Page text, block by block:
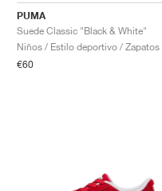
PUMA
Suede Classic "Black & White"
Niños / Estilo deportivo / Zapatos
€60